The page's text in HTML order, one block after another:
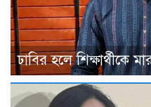
ঢাবির হলে শিক্ষার্থীকে